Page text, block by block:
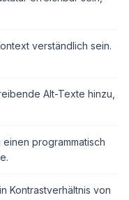
verständlich sein.
Alt-Texte hinzu,
programmatisch
Kontrastverhältnis von